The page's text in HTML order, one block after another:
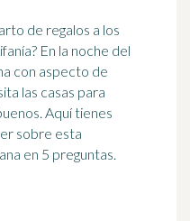
de regalos a los
En la noche del
con aspecto de
las casas para
Aquí tienes
sobre esta
en 5 preguntas.